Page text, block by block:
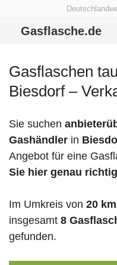
Gasflasche.de
Gasflaschen
Biesdorf –
Sie suchen
Gashändler in
Angebot für eine
Sie hier genau
Im Umkreis von 20
insgesamt 8
gefunden.